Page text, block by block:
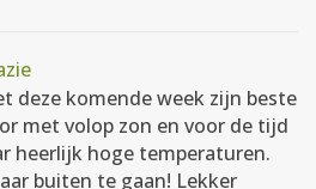
deze komende week zijn beste
met volop zon en voor de tijd
heerlijk hoge temperaturen.
buiten te gaan! Lekker